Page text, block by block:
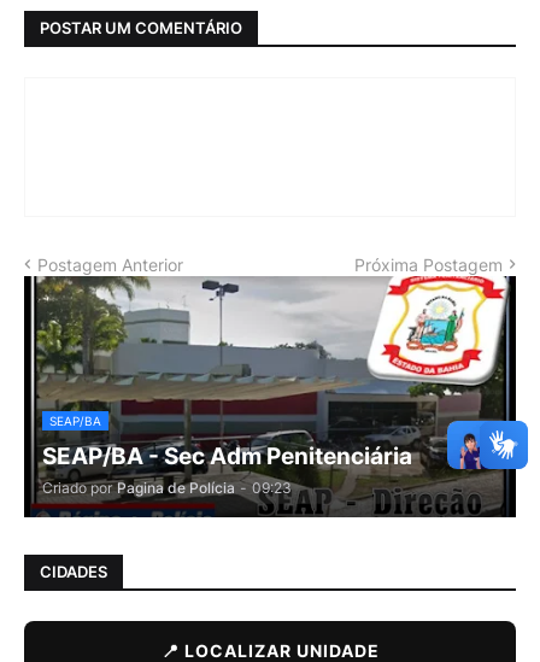
POSTAR UM COMENTÁRIO
Postagem Anterior Próxima Postagem
SEAP/BA
SEAP/BA - Sec Adm Penitenciária
Criado por Pagina de Polícia - 09:23
CIDADES
📍 LOCALIZAR UNIDADE